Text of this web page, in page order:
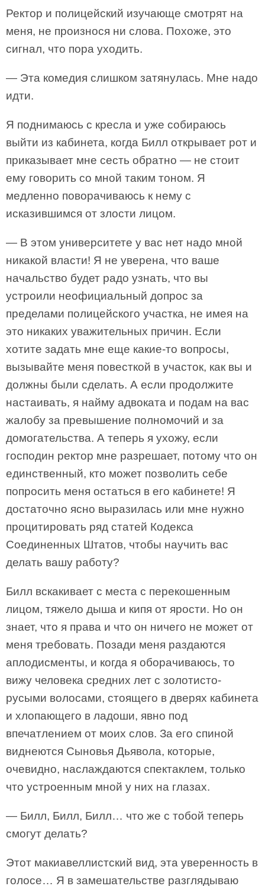
Ректор и полицейский изучающе смотрят на
меня, не произнося ни слова. Похоже, это
сигнал, что пора уходить.
— Эта комедия слишком затянулась. Мне надо
идти.
Я поднимаюсь с кресла и уже собираюсь
выйти из кабинета, когда Билл открывает рот и
приказывает мне сесть обратно — не стоит
ему говорить со мной таким тоном. Я
медленно поворачиваюсь к нему с
исказившимся от злости лицом.
— В этом университете у вас нет надо мной
никакой власти! Я не уверена, что ваше
начальство будет радо узнать, что вы
устроили неофициальный допрос за
пределами полицейского участка, не имея на
это никаких уважительных причин. Если
хотите задать мне еще какие-то вопросы,
вызывайте меня повесткой в участок, как вы и
должны были сделать. А если продолжите
настаивать, я найму адвоката и подам на вас
жалобу за превышение полномочий и за
домогательства. А теперь я ухожу, если
господин ректор мне разрешает, потому что он
единственный, кто может позволить себе
попросить меня остаться в его кабинете! Я
достаточно ясно выразилась или мне нужно
процитировать ряд статей Кодекса
Соединенных Штатов, чтобы научить вас
делать вашу работу?
Билл вскакивает с места с перекошенным
лицом, тяжело дыша и кипя от ярости. Но он
знает, что я права и что он ничего не может от
меня требовать. Позади меня раздаются
аплодисменты, и когда я оборачиваюсь, то
вижу человека средних лет с золотисто-
русыми волосами, стоящего в дверях кабинета
и хлопающего в ладоши, явно под
впечатлением от моих слов. За его спиной
виднеются Сыновья Дьявола, которые,
очевидно, наслаждаются спектаклем, только
что устроенным мной у них на глазах.
— Билл, Билл, Билл… что же с тобой теперь
смогут делать?
Этот макиавеллистский вид, эта уверенность в
голосе… Я в замешательстве разглядываю